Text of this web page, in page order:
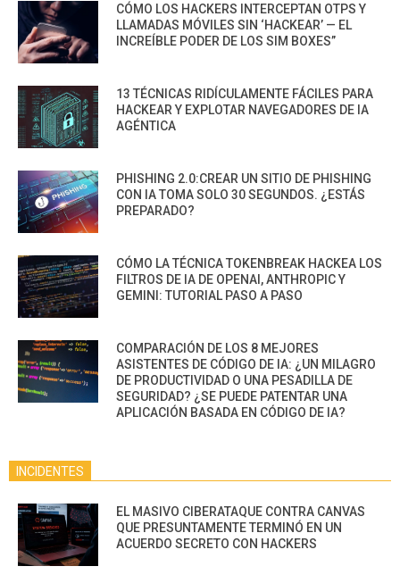
CÓMO LOS HACKERS INTERCEPTAN OTPS Y
LLAMADAS MÓVILES SIN ‘HACKEAR’ — EL
INCREÍBLE PODER DE LOS SIM BOXES”
13 TÉCNICAS RIDÍCULAMENTE FÁCILES PARA
HACKEAR Y EXPLOTAR NAVEGADORES DE IA
AGÉNTICA
PHISHING 2.0:CREAR UN SITIO DE PHISHING
CON IA TOMA SOLO 30 SEGUNDOS. ¿ESTÁS
PREPARADO?
CÓMO LA TÉCNICA TOKENBREAK HACKEA LOS
FILTROS DE IA DE OPENAI, ANTHROPIC Y
GEMINI: TUTORIAL PASO A PASO
COMPARACIÓN DE LOS 8 MEJORES
ASISTENTES DE CÓDIGO DE IA: ¿UN MILAGRO
DE PRODUCTIVIDAD O UNA PESADILLA DE
SEGURIDAD? ¿SE PUEDE PATENTAR UNA
APLICACIÓN BASADA EN CÓDIGO DE IA?
INCIDENTES
EL MASIVO CIBERATAQUE CONTRA CANVAS
QUE PRESUNTAMENTE TERMINÓ EN UN
ACUERDO SECRETO CON HACKERS